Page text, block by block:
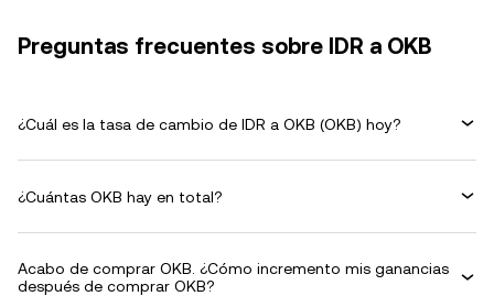
Preguntas frecuentes sobre IDR a OKB
¿Cuál es la tasa de cambio de IDR a OKB (OKB) hoy?
¿Cuántas OKB hay en total?
Acabo de comprar OKB. ¿Cómo incremento mis ganancias
después de comprar OKB?